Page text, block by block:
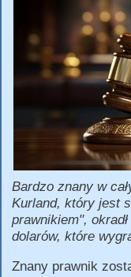
Bardzo znany w
Kurland, który jest
prawnikiem",
dolarów, które
Znany prawnik